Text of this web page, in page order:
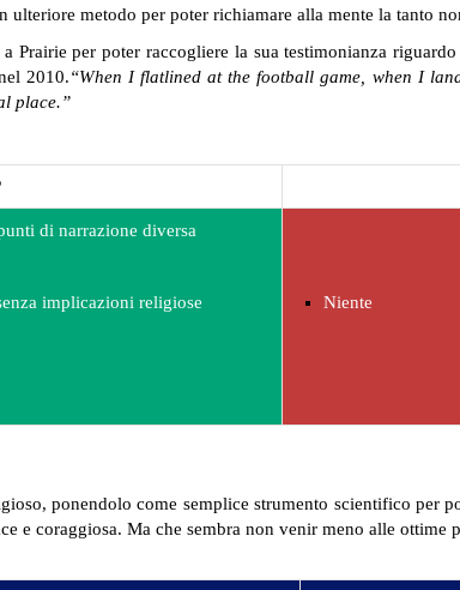
metodo per poter richiamare alla mente la tanto
Prairie per poter raccogliere la sua testimonianza
2010.“When I flatlined at the football game, when I
place.”
di narrazione diversa
implicazioni religiose
Niente
ponendolo come semplice strumento scientifico per
e coraggiosa. Ma che sembra non venir meno alle ottime